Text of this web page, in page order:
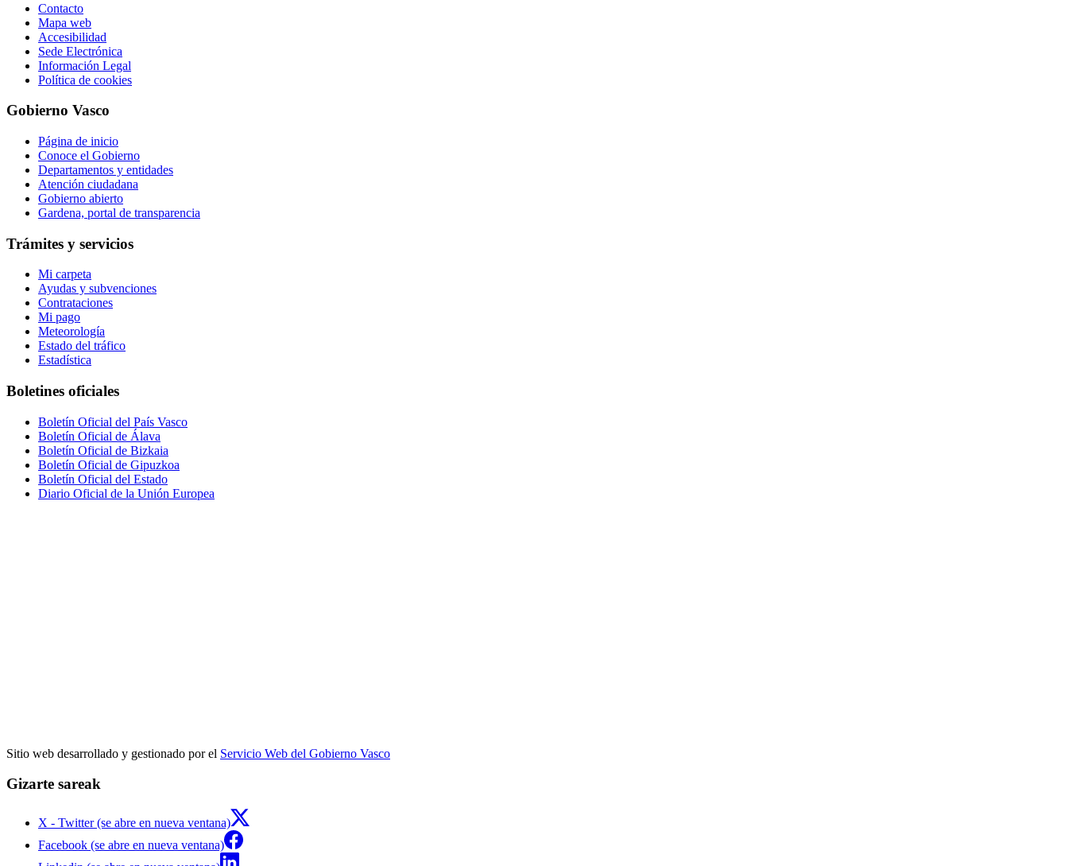
Contacto
Mapa web
Accesibilidad
Sede Electrónica
Información Legal
Política de cookies
Gobierno Vasco
Página de inicio
Conoce el Gobierno
Departamentos y entidades
Atención ciudadana
Gobierno abierto
Gardena, portal de transparencia
Trámites y servicios
Mi carpeta
Ayudas y subvenciones
Contrataciones
Mi pago
Meteorología
Estado del tráfico
Estadística
Boletines oficiales
Boletín Oficial del País Vasco
Boletín Oficial de Álava
Boletín Oficial de Bizkaia
Boletín Oficial de Gipuzkoa
Boletín Oficial del Estado
Diario Oficial de la Unión Europea
Sitio web desarrollado y gestionado por el Servicio Web del Gobierno Vasco
Gizarte sareak
X - Twitter (se abre en nueva ventana)
Facebook (se abre en nueva ventana)